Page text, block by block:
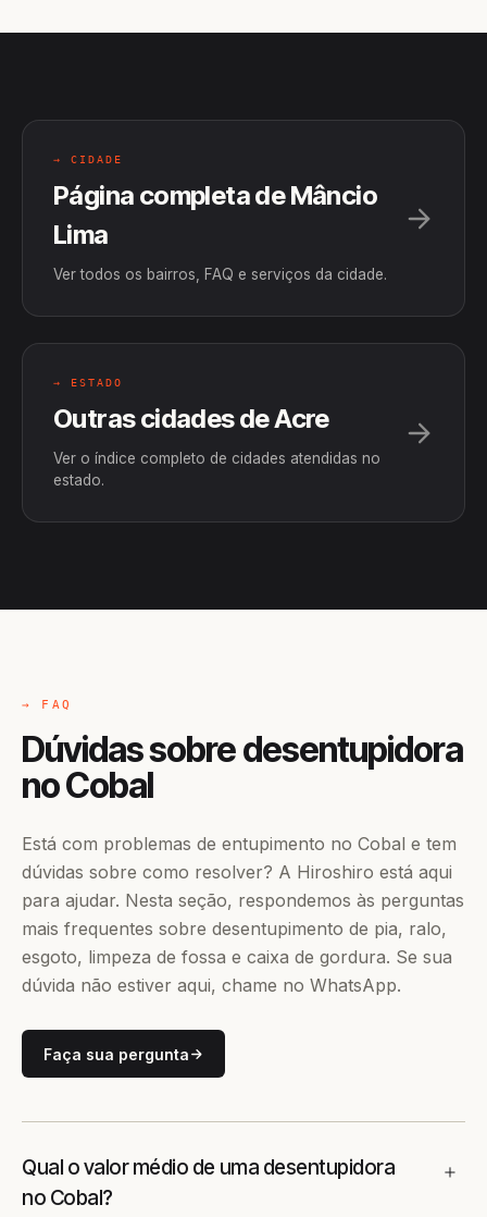
→ CIDADE
Página completa de Mâncio
Lima
Ver todos os bairros, FAQ e serviços da cidade.
→ ESTADO
Outras cidades de Acre
Ver o índice completo de cidades atendidas no
estado.
→ FAQ
Dúvidas sobre desentupidora
no Cobal
Está com problemas de entupimento no Cobal e tem
dúvidas sobre como resolver? A Hiroshiro está aqui
para ajudar. Nesta seção, respondemos às perguntas
mais frequentes sobre desentupimento de pia, ralo,
esgoto, limpeza de fossa e caixa de gordura. Se sua
dúvida não estiver aqui, chame no WhatsApp.
Faça sua pergunta
Qual o valor médio de uma desentupidora
no Cobal?